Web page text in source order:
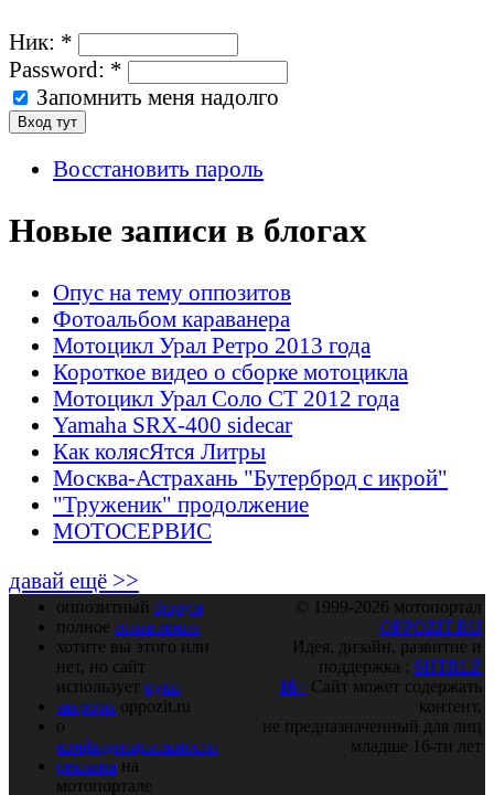
Ник: *
Password: *
Запомнить меня надолго
Восстановить пароль
Новые записи в блогах
Опус на тему оппозитов
Фотоальбом караванера
Мотоцикл Урал Ретро 2013 года
Короткое видео о сборке мотоцикла
Мотоцикл Урал Соло СТ 2012 года
Yamaha SRX-400 sidecar
Как колясЯтся Литры
Москва-Астрахань "Бутерброд с икрой"
"Труженик" продолжение
МОТОСЕРВИС
давай ещё >>
оппозитный форум
полное оглавление
хотите вы этого или
нет, но сайт
использует куки
закрома oppozit.ru
о
конфиденциальности
реклама на
мотопортале
© 1999-2026 мотопортал
OPPOZIT.RU
Идея, дизайн, развитие и
поддержка : SHTRLZ
16+ Сайт может содержать
контент,
не предназначенный для лиц
младше 16-ти лет